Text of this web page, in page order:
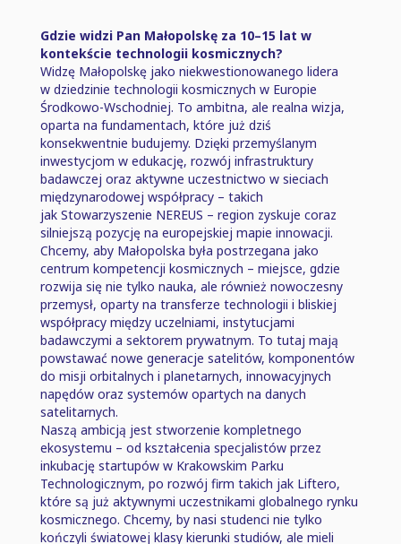
Gdzie widzi Pan Małopolskę za 10–15 lat w
kontekście technologii kosmicznych?
Widzę Małopolskę jako niekwestionowanego lidera
w dziedzinie technologii kosmicznych w Europie
Środkowo-Wschodniej. To ambitna, ale realna wizja,
oparta na fundamentach, które już dziś
konsekwentnie budujemy. Dzięki przemyślanym
inwestycjom w edukację, rozwój infrastruktury
badawczej oraz aktywne uczestnictwo w sieciach
międzynarodowej współpracy ⁠–⁠ takich
jak Stowarzyszenie NEREUS ⁠–⁠ region zyskuje coraz
silniejszą pozycję na europejskiej mapie innowacji.
Chcemy, aby Małopolska była postrzegana jako
centrum kompetencji kosmicznych ⁠–⁠ miejsce, gdzie
rozwija się nie tylko nauka, ale również nowoczesny
przemysł, oparty na transferze technologii i bliskiej
współpracy między uczelniami, instytucjami
badawczymi a sektorem prywatnym. To tutaj mają
powstawać nowe generacje satelitów, komponentów
do misji orbitalnych i planetarnych, innowacyjnych
napędów oraz systemów opartych na danych
satelitarnych.
Naszą ambicją jest stworzenie kompletnego
ekosystemu ⁠–⁠ od kształcenia specjalistów przez
inkubację startupów w Krakowskim Parku
Technologicznym, po rozwój firm takich jak Liftero,
które są już aktywnymi uczestnikami globalnego rynku
kosmicznego. Chcemy, by nasi studenci nie tylko
kończyli światowej klasy kierunki studiów, ale mieli